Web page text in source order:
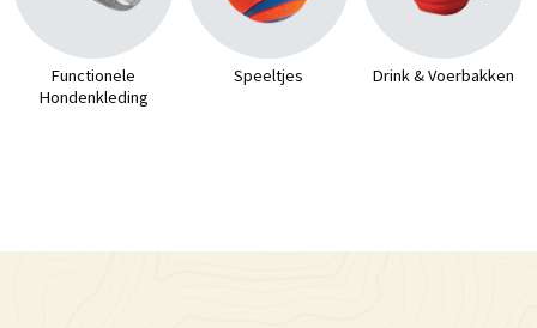
Functionele
Hondenkleding
Speeltjes Drink & Voerbakken